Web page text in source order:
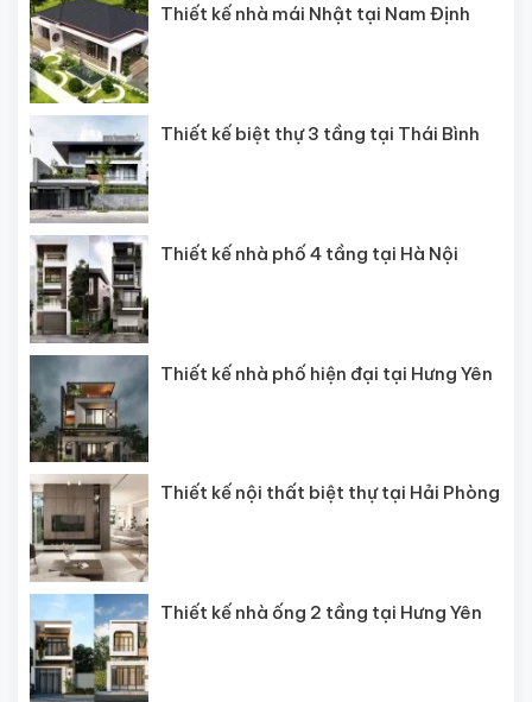
Thiết kế nhà mái Nhật tại Nam Định
Thiết kế biệt thự 3 tầng tại Thái Bình
Thiết kế nhà phố 4 tầng tại Hà Nội
Thiết kế nhà phố hiện đại tại Hưng Yên
Thiết kế nội thất biệt thự tại Hải Phòng
Thiết kế nhà ống 2 tầng tại Hưng Yên